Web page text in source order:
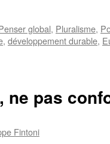
global, Pluralisme,
, développement durable,
ne pas
Fintoni